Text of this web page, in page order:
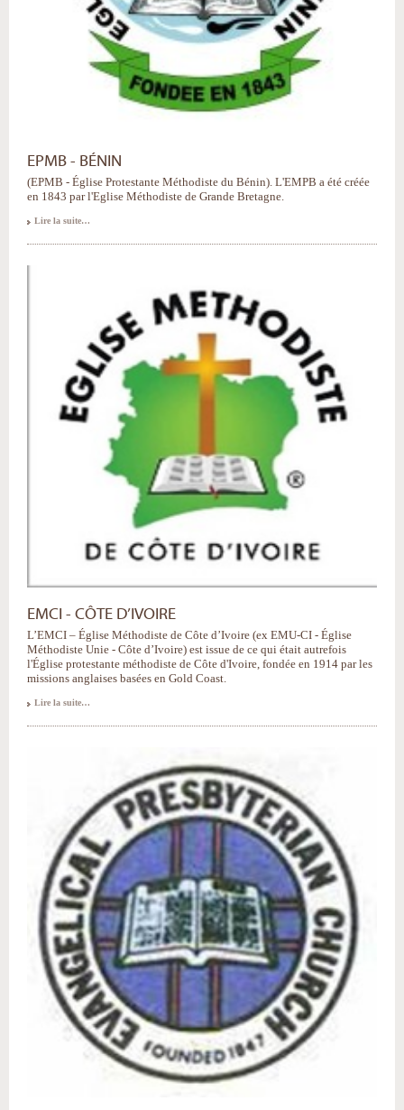
EPMB - BÉNIN
(EPMB - Église Protestante Méthodiste du Bénin). L'EMPB a été créée
en 1843 par l'Eglise Méthodiste de Grande Bretagne.
Lire la suite…
EMCI - CÔTE D’IVOIRE
L’EMCI – Église Méthodiste de Côte d’Ivoire (ex EMU-CI - Église
Méthodiste Unie - Côte d’Ivoire) est issue de ce qui était autrefois
l'Église protestante méthodiste de Côte d'Ivoire, fondée en 1914 par les
missions anglaises basées en Gold Coast.
Lire la suite…